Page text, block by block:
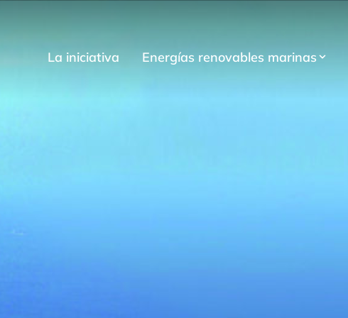
La iniciativa Energías renovables marinas